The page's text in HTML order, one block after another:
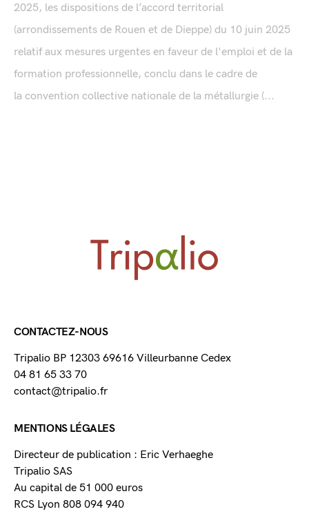
2025, les dispositions de l’accord territorial
(arrondissements de Rouen et de Dieppe) du 10 juin 2025
relatif aux mesures urgentes en faveur de l'emploi et de la
formation professionnelle, conclu dans le cadre de
la convention collective nationale de la métallurgie (...
CONTACTEZ-NOUS
Tripalio BP 12303 69616 Villeurbanne Cedex
04 81 65 33 70
contact@tripalio.fr
MENTIONS LÉGALES
Directeur de publication : Eric Verhaeghe
Tripalio SAS
Au capital de 51 000 euros
RCS Lyon 808 094 940